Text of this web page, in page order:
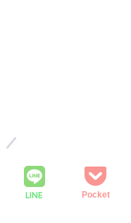
LINE Pocket